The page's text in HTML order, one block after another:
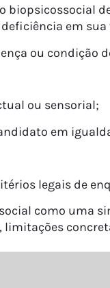
em
ou condição
ou sensorial;
em
legais de
como uma